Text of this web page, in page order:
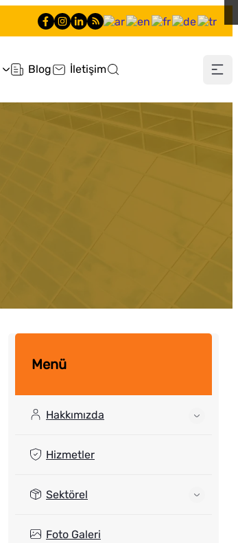
Blog İletişim
Menü
Hakkımızda
Hizmetler
Sektörel
Foto Galeri